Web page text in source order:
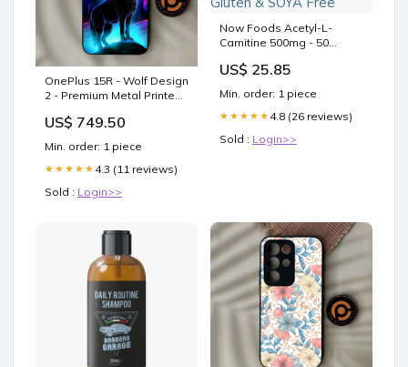
OnePlus 15R - Wolf Design
2 - Premium Metal Printed
Case Infinix Note 50
US$ 749.50
Min. order: 1 piece
★★★★★ 4.3 (11 reviews)
Sold : Login>>
Now Foods Acetyl-L-
Carnitine 500mg - 50
Tested Amino Acid | Gluten
US$ 25.85
Min. order: 1 piece
★★★★★ 4.8 (26 reviews)
Sold : Login>>